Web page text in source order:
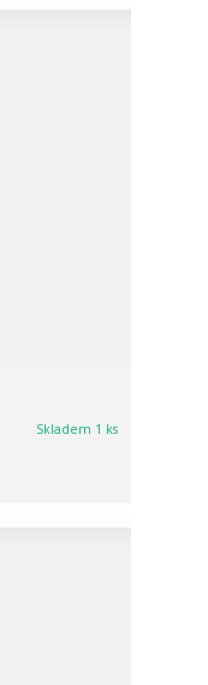
Skladem 1 ks